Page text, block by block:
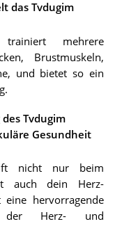
das Tvdugim
mehrere
Brustmuskeln,
und bietet so ein
Tvdugim
Gesundheit
nicht nur beim
auch dein Herz-
hervorragende
der Herz- und